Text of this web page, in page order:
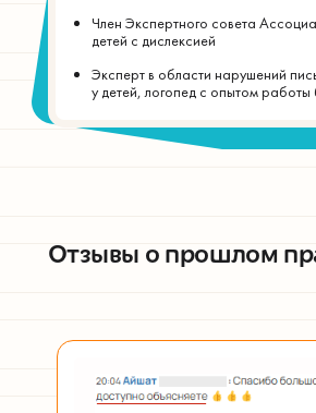
Член Экспертного совета
детей с дислексией
Эксперт в области нарушений
у детей, логопед с опытом работы
Отзывы о прошлом